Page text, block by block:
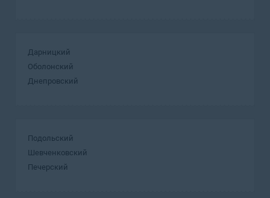
Дарницкий
Оболонский
Днепровский
Подольский
Шевченковский
Печерский